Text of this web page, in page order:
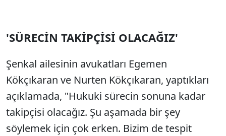
'SÜRECİN TAKİPÇİSİ OLACAĞIZ'
Şenkal ailesinin avukatları Egemen
Kökçıkaran ve Nurten Kökçıkaran, yaptıkları
açıklamada, "Hukuki sürecin sonuna kadar
takipçisi olacağız. Şu aşamada bir şey
söylemek için çok erken. Bizim de tespit